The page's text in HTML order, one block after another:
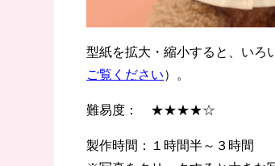
型紙を拡大・縮小すると、いろ
ご覧ください）。
難易度： ★★★★☆
製作時間：１時間半～３時間